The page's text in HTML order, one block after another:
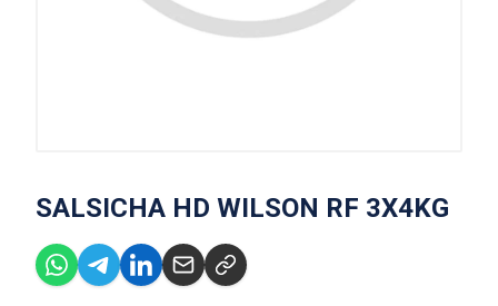
SALSICHA HD WILSON RF 3X4KG